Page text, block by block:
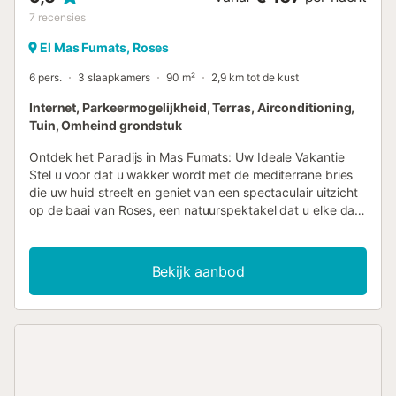
7 recensies
El Mas Fumats, Roses
6 pers. 3 slaapkamers 90 m² 2,9 km tot de kust
Internet, Parkeermogelijkheid, Terras, Airconditioning,
Tuin, Omheind grondstuk
Ontdek het Paradijs in Mas Fumats: Uw Ideale Vakantie
Stel u voor dat u wakker wordt met de mediterrane bries
die uw huid streelt en geniet van een spectaculair uitzicht
op de baai van Roses, een natuurspektakel dat u elke dag
de rustige urbanisatie Mas Fumats combineert smaak,
comfort en kustcharme op één plek. Hier boekt u niet
zomaar een huis, maar een onvergetelijke ervaring.
Ruimtes Ontworpen voor U Deze villa op één verdieping is
Bekijk aanbod